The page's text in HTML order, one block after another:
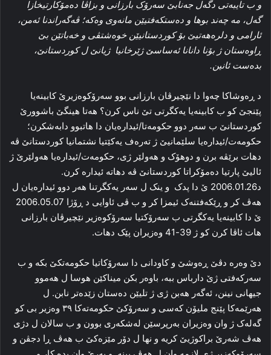
و ب تایبه‌تی دگه‌ل جه‌نابێ سه‌رۆک بارزانی و بزاڤا ده‌مۆکارتیخازا
گه‌ل، مه‌ چه‌ند بوها و ده‌ستکه‌فتیێن مانه‌وی وه‌که‌؛ ڤه‌گه‌راندنا ئه‌من،
ئارامی و دلره‌هه‌تیێ بۆ کوردستانیێن خوه‌شتڤی و خه‌باتێن بێ
ڕاوه‌ستان ژ بۆنا دانانا ئه‌ساسێ ژێرخانیا ژیانێ ل کوردستانێ،
بده‌ست ئانین.
د ڕه‌وشاکا چه‌وا دا نێچیرڤان بارزانی بوو سه‌رۆکوه‌زیرێ کابینه‌یا
پێنجێ کو ب کابینه‌یا یه‌کگرتی تێ ناس کرن؟ هه‌تا هینگێ باشوورێ
کوردستانێ ب سه‌ر دوو حکومه‌تا/ئیداره‌یان دا هاتبوو دابه‌شکرن؛
حکومه‌ت/ئیداره‌یا سلێمانیێ ژ ته‌ره‌ف یه‌کێتیا نشتمانیا کوردستانێ ڤه‌
دهات برێڤه‌ برن و دوهۆک و هه‌ولێر ژی، حکومه‌ت/ئیداره‌یا هه‌ولێرێ ژ
ئالیێ پارتیا ده‌مۆکراتا کوردستانێ ڤه‌ دهاته‌ ئیداره‌ کرن.
د2006.01.26 ێ دا پدک و ینک ل سه‌ر یه‌کگرتنا هه‌ر دوو ئیدارەیان ل
هه‌ڤ کر و ڕێکه‌فتنه‌ک ئیمزا کر و ب ڤی ئاوایی د ڕۆژا 2006.05.07
ێ دا کابینه‌یا یه‌کگرتی ب سه‌رۆکتیا سه‌رۆکوه‌زیر نێچیرڤان بارزانی
هات ئاڤا کرن کو ژ 39-41 وه‌زیران پێک دهات.
دێ وه‌ره‌ دڤێ ڕه‌وشێ و کاودانی دا سه‌رۆکاتیا حکومه‌تکێ بکه‌ و ب
سه‌رکه‌فتی ژێ دارباس ببه‌، باوه‌ر بکن میناکێن هوسا ل هه‌موو
جیهانی نینن، ئه‌گه‌ر هه‌بن ژی ژ تلیێن ده‌ستان زێده‌تر نابن. ل
هه‌رێمه‌کا پێنج ملیۆن که‌سی و سه‌رۆکێ حکومه‌ته‌کا ۳۹ وه‌زیر بی کو
گه‌له‌ک ژ وان وه‌زیران به‌رپرسێن له‌شکه‌ری بوون و ب سالان ل دژی
هه‌ڤ شه‌رێ براکوژیێ کریه‌ و نها ل دۆر مێزه‌کێ ب هه‌ڤ ڕا دجڤن و